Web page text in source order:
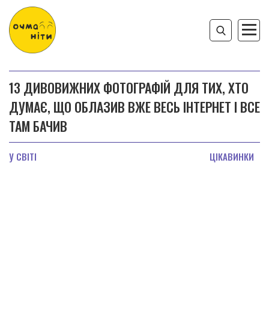
13 ДИВОВИЖНИХ ФОТОГРАФІЙ ДЛЯ ТИХ, ХТО
ДУМАЄ, ЩО ОБЛАЗИВ ВЖЕ ВЕСЬ ІНТЕРНЕТ І ВСЕ
ТАМ БАЧИВ
У СВІТІ ЦІКАВИНКИ